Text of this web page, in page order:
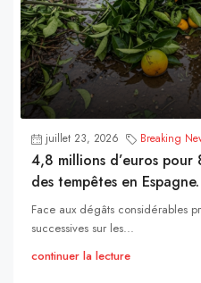
juillet 23, 2026 Breaking
4,8 millions d’euros
des tempêtes en Espagne.
Face aux dégâts considérables
successives sur les...
continuer la lecture